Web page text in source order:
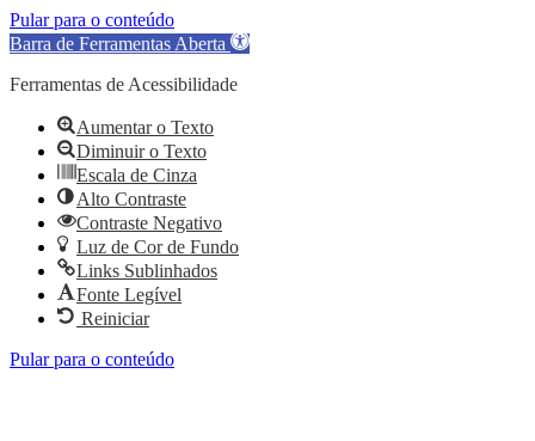
Pular para o conteúdo
Barra de Ferramentas Aberta
Ferramentas de Acessibilidade
Aumentar o Texto
Diminuir o Texto
Escala de Cinza
Alto Contraste
Contraste Negativo
Luz de Cor de Fundo
Links Sublinhados
Fonte Legível
Reiniciar
Pular para o conteúdo